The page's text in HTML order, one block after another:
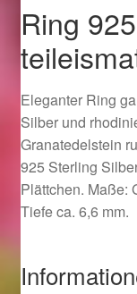
Ostergeschenke
Ostergeschenke
Ostergeschenke
Ostergeschenke
Ostergeschenke
Ring
Eleganter Ring
Silber und
Granatedelstein
925 Sterling
Plättchen. Maße:
Tiefe ca. 6,6 mm.